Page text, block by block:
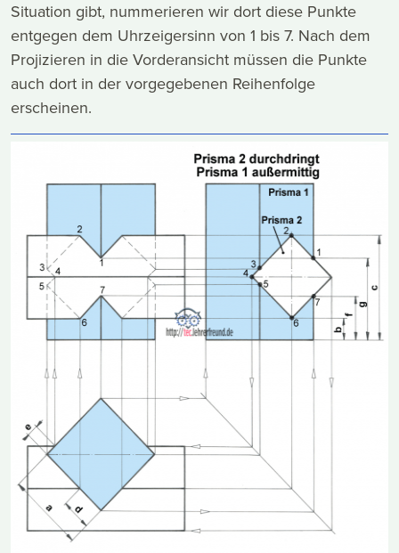
Situation gibt, nummerieren wir dort diese Punkte
entgegen dem Uhrzeigersinn von 1 bis 7. Nach dem
Projizieren in die Vorderansicht müssen die Punkte
auch dort in der vorgegebenen Reihenfolge
erscheinen.